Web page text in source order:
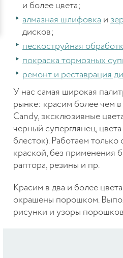
и более цвета;
алмазная шлифовка и
дисков;
пескоструйная
покраска тормозных
ремонт и реставрация
У нас самая широкая
рынке: красим более чем
Candy, эксклюзивные
черный суперглянец,
блесток). Работаем
краской, без применения
раптора, резины и пр.
Красим в два и более
окрашены порошком.
рисунки и узоры